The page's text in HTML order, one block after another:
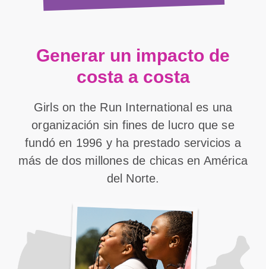
Generar un impacto de
costa a costa
Girls on the Run International es una
organización sin fines de lucro que se
fundó en 1996 y ha prestado servicios a
más de dos millones de chicas en América
del Norte.